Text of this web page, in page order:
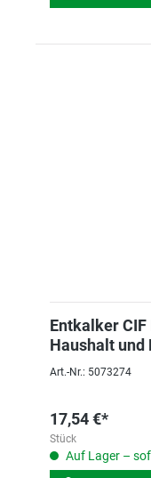
Entkalker
Haushalt und
Art.-Nr.: 5073274
17,54 €*
Stück
Auf Lager –